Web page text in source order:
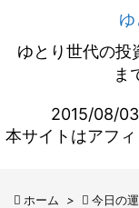
ゆとり世代の投
ま
2015/08/
本サイトはアフ
 ホーム >  今日の